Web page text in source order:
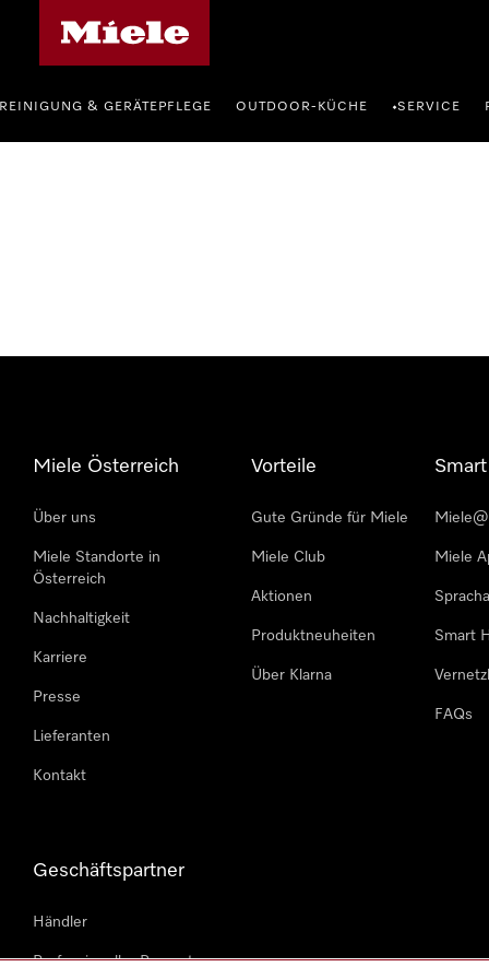
REINIGUNG & GERÄTEPFLEGE OUTDOOR-KÜCHE •SERVICE
Miele Österreich
Über uns
Miele Standorte in
Österreich
Nachhaltigkeit
Karriere
Presse
Lieferanten
Kontakt
Vorteile
Gute Gründe für Miele
Miele Club
Aktionen
Produktneuheiten
Über Klarna
Miele
Smart
FAQs
Geschäftspartner
Händler
Professioneller Reparateur